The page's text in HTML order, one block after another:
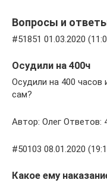
Вопросы и
#51851 01.03.2020
Осудили на 400ч
Осудили на 400 часов
сам?
Автор: Олег Ответов:
#50103 08.01.2020
Какое ему